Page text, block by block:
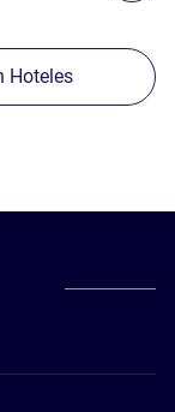
Hoteles